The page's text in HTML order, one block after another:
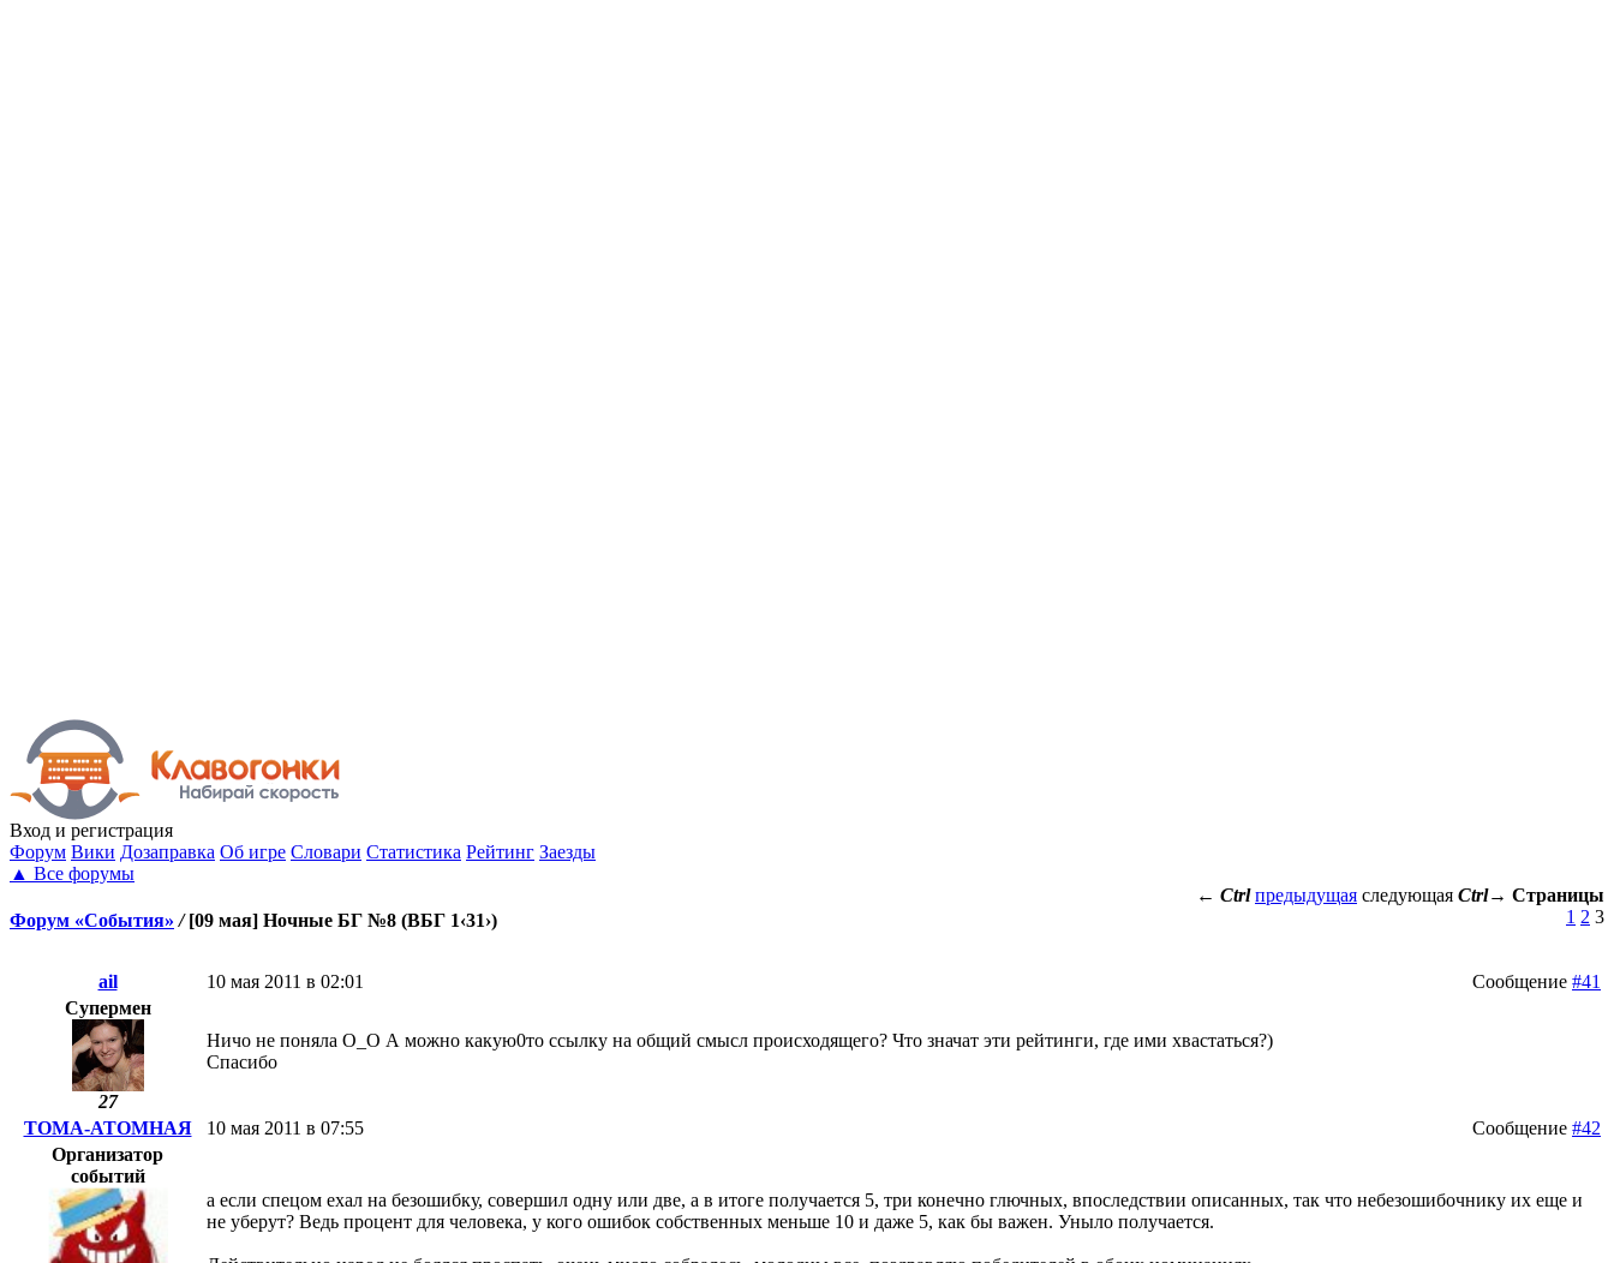
Вход и регистрация
Форум Вики Дозаправка Об игре Словари Статистика Рейтинг Заезды
▲ Все форумы
← Ctrl предыдущая следующая Ctrl→ Страницы
1 2 3
Форум «События» / [09 мая] Ночные БГ №8 (ВБГ 1‹31›)
ail Сообщение #41
10 мая 2011 в 02:01
Супермен
27
Ничо не поняла О_О А можно какую0то ссылку на общий смысл происходящего? Что значат эти рейтинги, где ими хвастаться?)
Спасибо
ТОМА-АТОМНАЯ Сообщение #42
10 мая 2011 в 07:55
Организатор
событий
а если спецом ехал на безошибку, совершил одну или две, а в итоге получается 5, три конечно глючных, впоследствии описанных, так что небезошибочнику их еще и
не уберут? Ведь процент для человека, у кого ошибок собственных меньше 10 и даже 5, как бы важен. Уныло получается.